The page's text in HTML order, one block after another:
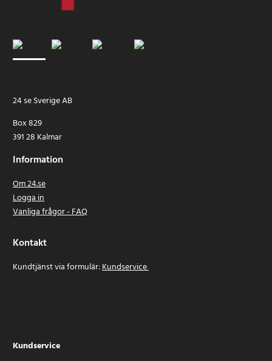
24 se Sverige AB
Box 829
391 28 Kalmar
Information
Om 24.se
Logga in
Vanliga frågor - FAQ
Kontakt
Kundtjänst via formulär:Kundservice
Kundservice